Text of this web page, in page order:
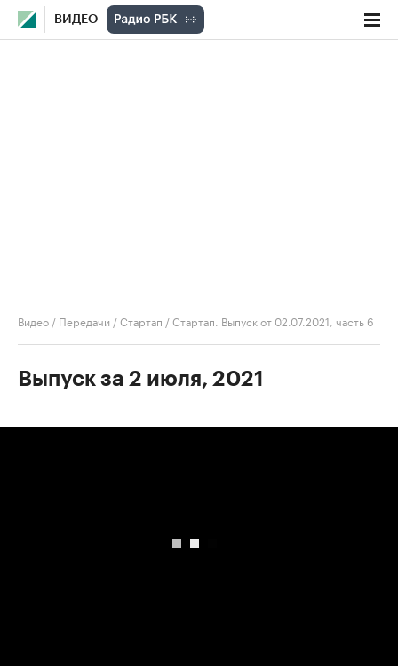
ВИДЕО
Видео / Передачи /Стартап /Стартап. Выпуск от 02.07.2021, часть 6
Выпуск за 2 июля, 2021